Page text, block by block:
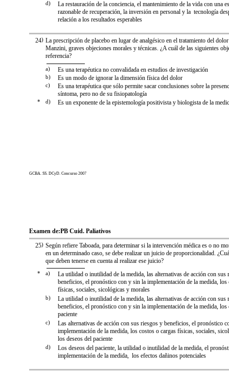
d)
La restauración de la conciencia, el mantenimiento de la vida con una
razonable de recuperación, la inversión en personal y la tecnología
relación a los resultados esperables
)
24 La prescripción de placebo en lugar de analgésico en el tratamiento del
Manzini, graves objeciones morales y técnicas. ¿A cuál de las siguientes
referencia?
a) Es una terapéutica no convalidada en estudios de investigación
b) Es un modo de ignorar la dimensión física del dolor
c)
Es una terapéutica que sólo permite sacar conclusiones sobre la
síntoma, pero no de su fisiopatología
* d) Es un exponente de la epistemología positivista y biologista de la
GCBA. SS. DCyD. Concurso 2007
Examen de:PB Cuid. Paliativos
)
25 Según refiere Taboada, para determinar si la intervención médica es o no
en un determinado caso, se debe realizar un juicio de proporcionalidad.
que deben tenerse en cuenta al realizar ese juicio?
* a)
La utilidad o inutilidad de la medida, las alternativas de acción con sus
beneficios, el pronóstico con y sin la implementación de la medida, los
físicas, sociales, sicológicas y morales
b)
La utilidad o inutilidad de la medida, las alternativas de acción con sus
beneficios, el pronóstico con y sin la implementación de la medida, los
paciente
c)
Las alternativas de acción con sus riesgos y beneficios, el pronóstico
implementación de la medida, los costos o cargas físicas, sociales,
los deseos del paciente
d)
Los deseos del paciente, la utilidad o inutilidad de la medida, el
implementación de la medida, los efectos dañinos potenciales